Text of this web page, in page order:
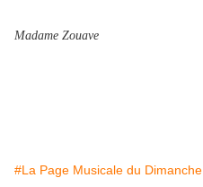
Madame Zouave
#La Page Musicale du Dimanche